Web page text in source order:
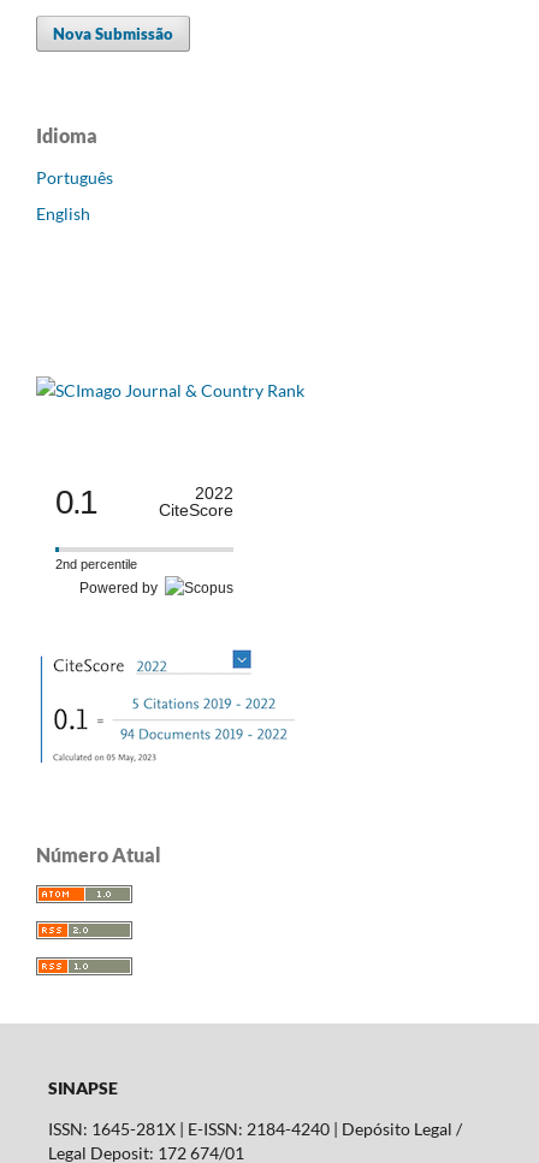
Nova Submissão
Idioma
Português
English
0.1
2022
CiteScore
2nd percentile
Powered by
Número Atual
SINAPSE
ISSN: 1645-281X | E-ISSN: 2184-4240 | Depósito Legal /
Legal Deposit: 172 674/01